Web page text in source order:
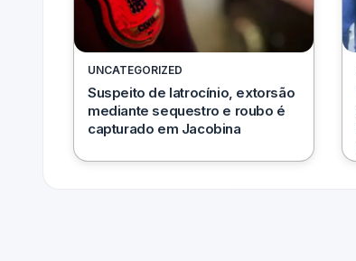
UNCATEGORIZED
Suspeito de latrocínio, extorsão
mediante sequestro e roubo é
capturado em Jacobina